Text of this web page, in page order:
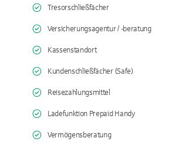
Tresorschließfächer
Versicherungsagentur / -beratung
Kassenstandort
Kundenschließfächer (Safe)
Reisezahlungsmittel
Ladefunktion Prepaid Handy
Vermögensberatung